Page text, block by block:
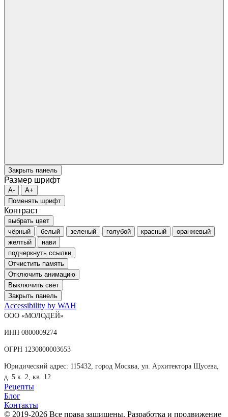
Закрыть панель
Размер шрифт
A-
A+
Поменять шрифт
Контраст
выбрать цвет
чёрный
белый зеленый голубой красный
оранжевый
желтый
нави
подчеркнуть ссылки
Отчистить память
Отключить анимацию
Выключить свет
Закрыть панель
Accessibility by WAH
ООО «МОЛОДЕЙ»
ИНН 0800009274
ОГРН 1230800003653
Юридический адрес: 115432, город Москва, ул. Архитектора Щусева,
д. 5 к. 2, кв. 12
Рецепты
Блог
Контакты
© 2019-2026 Все права защищены. Разработка и продвижение